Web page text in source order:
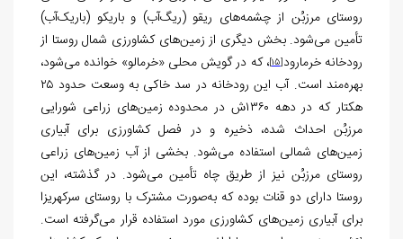
روستای مرزبُن از چشمه‌های ریقو (ریگ‌آب) و باریکو (باریک‌آب)
تأمین می‌شود. بخش دیگری از زمین‌های کشاورزی شمال روستا از
رودخانه خرمارود[15]
، که در گویش محلی «خرمالو» خوانده می‌شود،
بهره‌مند است. آب این رودخانه در سد خاکی به وسعت حدود ۲۵
هکتار که در دهه ۱۳۶۰ش در محدوده زمین‌های زراعی شورایی
مرزبُن احداث شده، ذخیره و در فصل کشاورزی برای آبیاری
زمین‌های شمالی استفاده می‌شود. بخشی از آب زمین‌های زراعی
روستای مرزبُن نیز از طریق چاه تأمین می‌شود. در گذشته، این
روستا دارای دو قنات بوده که به‌صورت مشترک با روستای سرکهریزا
برای آبیاری زمین‌های کشاورزی مورد استفاده قرار می‌گرفته است.